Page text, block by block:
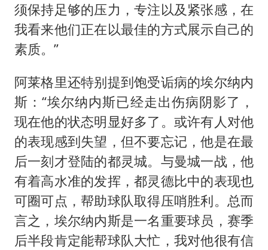
须保持足够的压力，专注以及紧张感，在
我看来他们正在以最佳的方式展示自己的
素质。”
阿莱格里还特别提到饱受诟病的埃尔纳内
斯：“埃尔纳内斯已经走出伤病阴影了，
现在他的状态明显好多了。或许有人对他
的表现感到失望，但不要忘记，他是在最
后一刻才登陆的都灵城。与曼城一战，他
有着高水准的发挥，都灵德比中的表现也
可圈可点，帮助球队取得压哨胜利。总而
言之，埃尔纳内斯是一名重要球员，赛季
后半段肯定能帮球队大忙，我对他很有信